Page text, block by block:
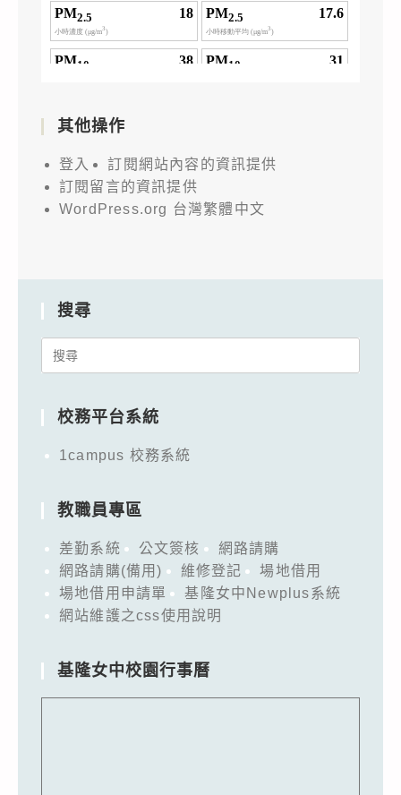
其他操作
登入
訂閱網站內容的資訊提供
訂閱留言的資訊提供
WordPress.org 台灣繁體中文
搜尋
Search
校務平台系統
1campus 校務系統
教職員專區
差勤系統 公文簽核
網路請購
網路請購(備用)
維修登記
場地借用
場地借用申請單
基隆女中Newplus系統
網站維護之css使用說明
基隆女中校園行事曆